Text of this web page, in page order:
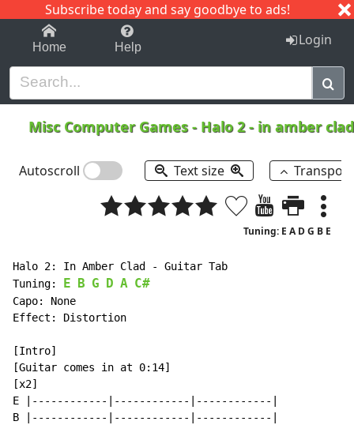
Subscribe today and say goodbye to ads!
1-9 C I J
Home Help Login
Misc Computer Games- Halo 2 - in amber
Autoscroll Text size
Tuning: E A D G B E
Halo 2: In Amber Clad - Guitar Tab
Tuning:
E B G D A C#
Capo: None
Effect: Distortion
[Intro]
[Guitar comes in at 0:14]
[x2]
E |------------|------------|------------|
B |------------|------------|------------|